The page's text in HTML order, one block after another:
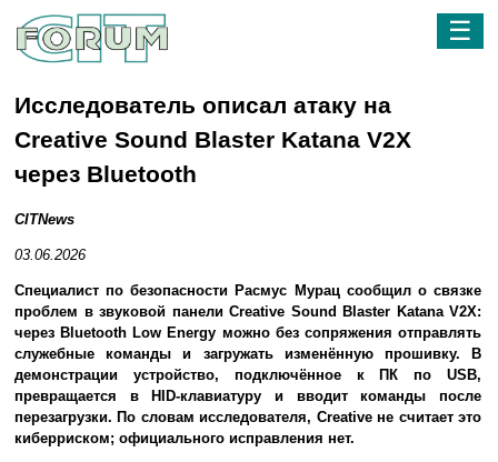
☰
Исследователь описал атаку на
Creative Sound Blaster Katana V2X
через Bluetooth
CITNews
03.06.2026
Специалист по безопасности Расмус Мурац сообщил о связке
проблем в звуковой панели Creative Sound Blaster Katana V2X:
через Bluetooth Low Energy можно без сопряжения отправлять
служебные команды и загружать изменённую прошивку. В
демонстрации устройство, подключённое к ПК по USB,
превращается в HID-клавиатуру и вводит команды после
перезагрузки. По словам исследователя, Creative не считает это
киберриском; официального исправления нет.